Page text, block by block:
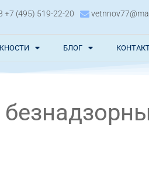
+7 (495) 519-22-20
БЛОГ